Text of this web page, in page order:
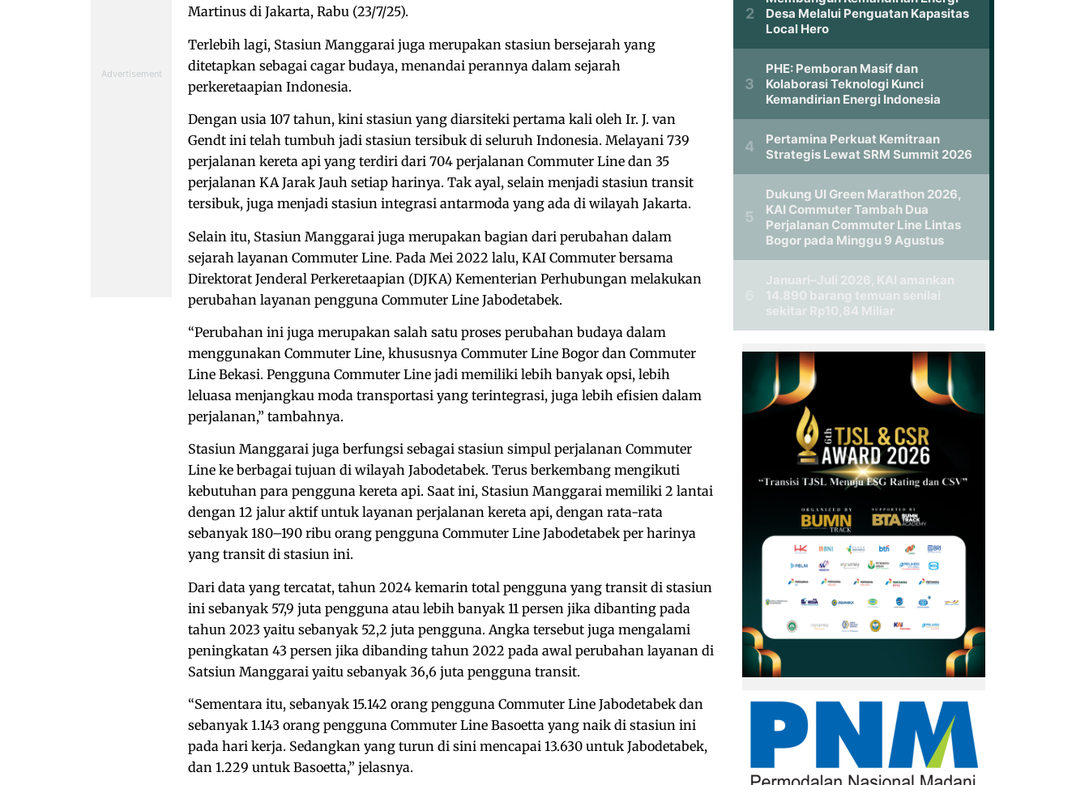
Martinus di Jakarta, Rabu (23/7/25).
Terlebih lagi, Stasiun Manggarai juga merupakan stasiun bersejarah yang
ditetapkan sebagai cagar budaya, menandai perannya dalam sejarah
perkeretaapian Indonesia.
Dengan usia 107 tahun, kini stasiun yang diarsiteki pertama kali oleh Ir. J. van
Gendt ini telah tumbuh jadi stasiun tersibuk di seluruh Indonesia. Melayani 739
perjalanan kereta api yang terdiri dari 704 perjalanan Commuter Line dan 35
perjalanan KA Jarak Jauh setiap harinya. Tak ayal, selain menjadi stasiun transit
tersibuk, juga menjadi stasiun integrasi antarmoda yang ada di wilayah Jakarta.
Selain itu, Stasiun Manggarai juga merupakan bagian dari perubahan dalam
sejarah layanan Commuter Line. Pada Mei 2022 lalu, KAI Commuter bersama
Direktorat Jenderal Perkeretaapian (DJKA) Kementerian Perhubungan melakukan
perubahan layanan pengguna Commuter Line Jabodetabek.
“Perubahan ini juga merupakan salah satu proses perubahan budaya dalam
menggunakan Commuter Line, khususnya Commuter Line Bogor dan Commuter
Line Bekasi. Pengguna Commuter Line jadi memiliki lebih banyak opsi, lebih
leluasa menjangkau moda transportasi yang terintegrasi, juga lebih efisien dalam
perjalanan,” tambahnya.
Stasiun Manggarai juga berfungsi sebagai stasiun simpul perjalanan Commuter
Line ke berbagai tujuan di wilayah Jabodetabek. Terus berkembang mengikuti
kebutuhan para pengguna kereta api. Saat ini, Stasiun Manggarai memiliki 2 lantai
dengan 12 jalur aktif untuk layanan perjalanan kereta api, dengan rata-rata
sebanyak 180–190 ribu orang pengguna Commuter Line Jabodetabek per harinya
yang transit di stasiun ini.
Dari data yang tercatat, tahun 2024 kemarin total pengguna yang transit di stasiun
ini sebanyak 57,9 juta pengguna atau lebih banyak 11 persen jika dibanting pada
tahun 2023 yaitu sebanyak 52,2 juta pengguna. Angka tersebut juga mengalami
peningkatan 43 persen jika dibanding tahun 2022 pada awal perubahan layanan di
Satsiun Manggarai yaitu sebanyak 36,6 juta pengguna transit.
“Sementara itu, sebanyak 15.142 orang pengguna Commuter Line Jabodetabek dan
sebanyak 1.143 orang pengguna Commuter Line Basoetta yang naik di stasiun ini
pada hari kerja. Sedangkan yang turun di sini mencapai 13.630 untuk Jabodetabek,
dan 1.229 untuk Basoetta,” jelasnya.